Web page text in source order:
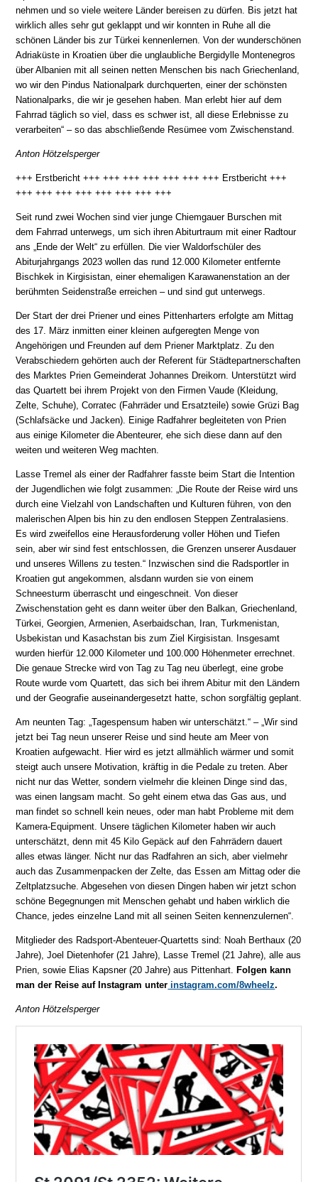
nehmen und so viele weitere Länder bereisen zu dürfen. Bis jetzt hat
wirklich alles sehr gut geklappt und wir konnten in Ruhe all die
schönen Länder bis zur Türkei kennenlernen. Von der wunderschönen
Adriaküste in Kroatien über die unglaubliche Bergidylle Montenegros
über Albanien mit all seinen netten Menschen bis nach Griechenland,
wo wir den Pindus Nationalpark durchquerten, einer der schönsten
Nationalparks, die wir je gesehen haben. Man erlebt hier auf dem
Fahrrad täglich so viel, dass es schwer ist, all diese Erlebnisse zu
verarbeiten“ – so das abschließende Resümee vom Zwischenstand.
Anton Hötzelsperger
+++ Erstbericht +++ +++ +++ +++ +++ +++ +++ Erstbericht +++
+++ +++ +++ +++ +++ +++ +++ +++
Seit rund zwei Wochen sind vier junge Chiemgauer Burschen mit
dem Fahrrad unterwegs, um sich ihren Abiturtraum mit einer Radtour
ans „Ende der Welt“ zu erfüllen. Die vier Waldorfschüler des
Abiturjahrgangs 2023 wollen das rund 12.000 Kilometer entfernte
Bischkek in Kirgisistan, einer ehemaligen Karawanenstation an der
berühmten Seidenstraße erreichen – und sind gut unterwegs.
Der Start der drei Priener und eines Pittenharters erfolgte am Mittag
des 17. März inmitten einer kleinen aufgeregten Menge von
Angehörigen und Freunden auf dem Priener Marktplatz. Zu den
Verabschiedern gehörten auch der Referent für Städtepartnerschaften
des Marktes Prien Gemeinderat Johannes Dreikorn. Unterstützt wird
das Quartett bei ihrem Projekt von den Firmen Vaude (Kleidung,
Zelte, Schuhe), Corratec (Fahrräder und Ersatzteile) sowie Grüzi Bag
(Schlafsäcke und Jacken). Einige Radfahrer begleiteten von Prien
aus einige Kilometer die Abenteurer, ehe sich diese dann auf den
weiten und weiteren Weg machten.
Lasse Tremel als einer der Radfahrer fasste beim Start die Intention
der Jugendlichen wie folgt zusammen: „Die Route der Reise wird uns
durch eine Vielzahl von Landschaften und Kulturen führen, von den
malerischen Alpen bis hin zu den endlosen Steppen Zentralasiens.
Es wird zweifellos eine Herausforderung voller Höhen und Tiefen
sein, aber wir sind fest entschlossen, die Grenzen unserer Ausdauer
und unseres Willens zu testen.“ Inzwischen sind die Radsportler in
Kroatien gut angekommen, alsdann wurden sie von einem
Schneesturm überrascht und eingeschneit. Von dieser
Zwischenstation geht es dann weiter über den Balkan, Griechenland,
Türkei, Georgien, Armenien, Aserbaidschan, Iran, Turkmenistan,
Usbekistan und Kasachstan bis zum Ziel Kirgisistan. Insgesamt
wurden hierfür 12.000 Kilometer und 100.000 Höhenmeter errechnet.
Die genaue Strecke wird von Tag zu Tag neu überlegt, eine grobe
Route wurde vom Quartett, das sich bei ihrem Abitur mit den Ländern
und der Geografie auseinandergesetzt hatte, schon sorgfältig geplant.
Am neunten Tag: „Tagespensum haben wir unterschätzt.“ – „Wir sind
jetzt bei Tag neun unserer Reise und sind heute am Meer von
Kroatien aufgewacht. Hier wird es jetzt allmählich wärmer und somit
steigt auch unsere Motivation, kräftig in die Pedale zu treten. Aber
nicht nur das Wetter, sondern vielmehr die kleinen Dinge sind das,
was einen langsam macht. So geht einem etwa das Gas aus, und
man findet so schnell kein neues, oder man habt Probleme mit dem
Kamera-Equipment. Unsere täglichen Kilometer haben wir auch
unterschätzt, denn mit 45 Kilo Gepäck auf den Fahrrädern dauert
alles etwas länger. Nicht nur das Radfahren an sich, aber vielmehr
auch das Zusammenpacken der Zelte, das Essen am Mittag oder die
Zeltplatzsuche. Abgesehen von diesen Dingen haben wir jetzt schon
schöne Begegnungen mit Menschen gehabt und haben wirklich die
Chance, jedes einzelne Land mit all seinen Seiten kennenzulernen“.
Mitglieder des Radsport-Abenteuer-Quartetts sind: Noah Berthaux (20
Jahre), Joel Dietenhofer (21 Jahre), Lasse Tremel (21 Jahre), alle aus
Prien, sowie Elias Kapsner (20 Jahre) aus Pittenhart.
Folgen kann
man der Reise auf Instagram unter instagram.com/8wheelz.
Anton Hötzelsperger